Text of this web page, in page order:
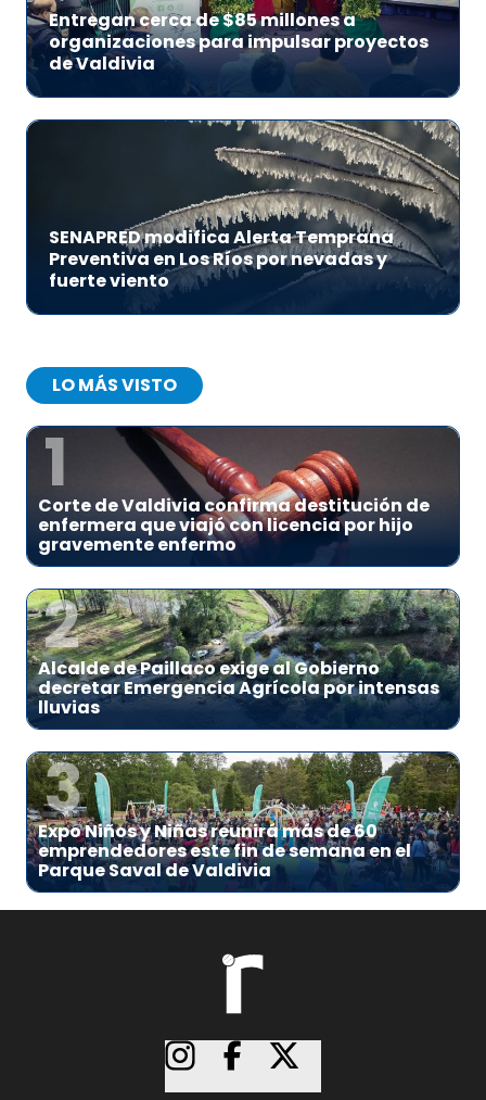
Entregan cerca de $85 millones a
organizaciones para impulsar proyectos
de Valdivia
SENAPRED modifica Alerta Temprana
Preventiva en Los Ríos por nevadas y
fuerte viento
LO MÁS VISTO
1
Corte de Valdivia confirma destitución de
enfermera que viajó con licencia por hijo
gravemente enfermo
2
Alcalde de Paillaco exige al Gobierno
decretar Emergencia Agrícola por intensas
lluvias
3
Expo Niños y Niñas reunirá más de 60
emprendedores este fin de semana en el
Parque Saval de Valdivia